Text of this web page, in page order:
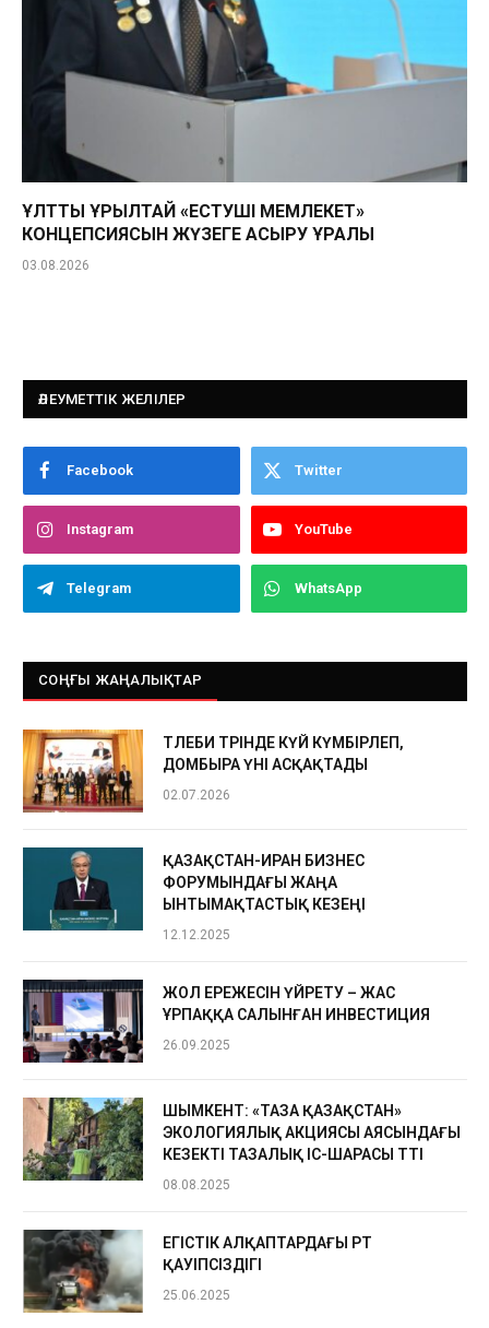
ҰЛТТЫҚ ҚҰРЫЛТАЙ «ЕСТУШІ МЕМЛЕКЕТ»
КОНЦЕПСИЯСЫН ЖҮЗЕГЕ АСЫРУ ҚҰРАЛЫ
03.08.2026
ӘЛЕУМЕТТІК ЖЕЛІЛЕР
Facebook Twitter
Instagram YouTube
Telegram WhatsApp
СОҢҒЫ ЖАҢАЛЫҚТАР
ТӨЛЕБИ ТӨРІНДЕ КҮЙ КҮМБІРЛЕП,
ДОМБЫРА ҮНІ АСҚАҚТАДЫ
02.07.2026
ҚАЗАҚСТАН-ИРАН БИЗНЕС
ФОРУМЫНДАҒЫ ЖАҢА
ЫНТЫМАҚТАСТЫҚ КЕЗЕҢІ
12.12.2025
ЖОЛ ЕРЕЖЕСІН ҮЙРЕТУ – ЖАС
ҰРПАҚҚА САЛЫНҒАН ИНВЕСТИЦИЯ
26.09.2025
ШЫМКЕНТ: «ТАЗА ҚАЗАҚСТАН»
ЭКОЛОГИЯЛЫҚ АКЦИЯСЫ АЯСЫНДАҒЫ
КЕЗЕКТІ ТАЗАЛЫҚ ІС-ШАРАСЫ ӨТТІ
08.08.2025
ЕГІСТІК АЛҚАПТАРДАҒЫ ӨРТ
ҚАУІПСІЗДІГІ
25.06.2025